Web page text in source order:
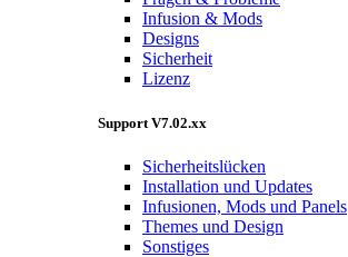
Infusion & Mods
Designs
Sicherheit
Lizenz
Support V7.02.xx
Sicherheitslücken
Installation und Updates
Infusionen, Mods und Panels
Themes und Design
Sonstiges